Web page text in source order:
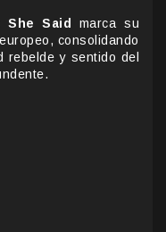
She Said
marca su
consolidando
rebelde y sentido del